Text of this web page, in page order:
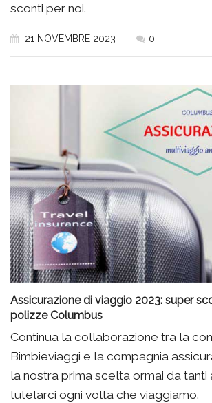
sconti per noi.
21 NOVEMBRE 2023 0
Assicurazione di viaggio 2023: super
polizze Columbus
Continua la collaborazione tra la
Bimbieviaggi e la compagnia
la nostra prima scelta ormai da tanti
tutelarci ogni volta che viaggiamo.